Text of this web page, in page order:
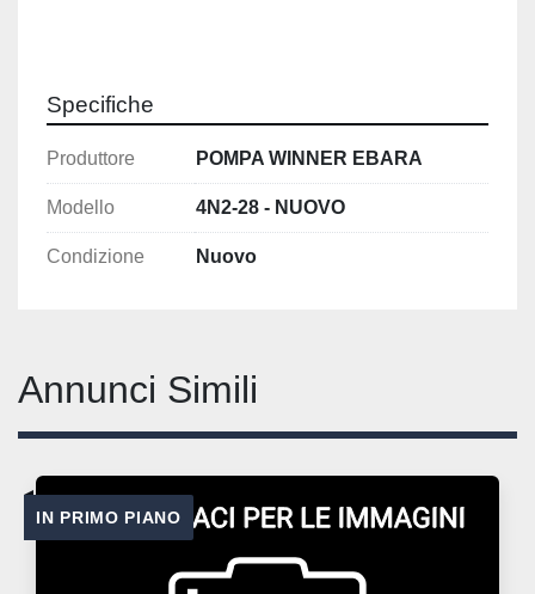
Specifiche
Produttore POMPA WINNER EBARA
Modello 4N2-28 - NUOVO
Condizione Nuovo
Annunci Simili
IN PRIMO PIANO